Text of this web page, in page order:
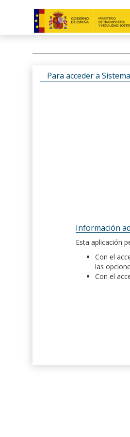
Para acceder a
Información
Esta aplicación
Con el
las
Con el